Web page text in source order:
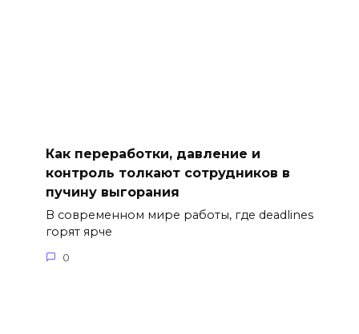
Как переработки, давление и
контроль толкают сотрудников в
пучину выгорания
В современном мире работы, где deadlines
горят ярче
0